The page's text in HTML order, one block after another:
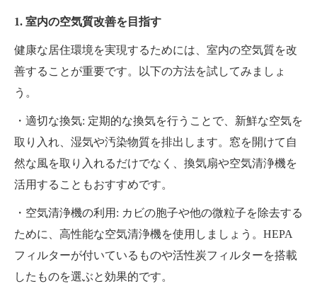
1. 室内の空気質改善を目指す
健康な居住環境を実現するためには、室内の空気質を改
善することが重要です。以下の方法を試してみましょ
う。
・適切な換気: 定期的な換気を行うことで、新鮮な空気を
取り入れ、湿気や汚染物質を排出します。窓を開けて自
然な風を取り入れるだけでなく、換気扇や空気清浄機を
活用することもおすすめです。
・空気清浄機の利用: カビの胞子や他の微粒子を除去する
ために、高性能な空気清浄機を使用しましょう。HEPA
フィルターが付いているものや活性炭フィルターを搭載
したものを選ぶと効果的です。